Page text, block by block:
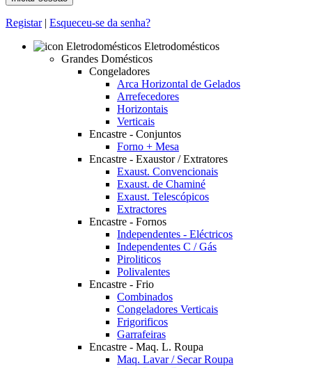
Registar| Esqueceu-se da senha?
Eletrodomésticos
Grandes Domésticos
Congeladores
Arca Horizontal de Gelados
Arrefecedores
Horizontais
Verticais
Encastre - Conjuntos
Forno + Mesa
Encastre - Exaustor / Extratores
Exaust. Convencionais
Exaust. de Chaminé
Exaust. Telescópicos
Extractores
Encastre - Fornos
Independentes - Eléctricos
Independentes C / Gás
Piroliticos
Polivalentes
Encastre - Frio
Combinados
Congeladores Verticais
Frigorificos
Garrafeiras
Encastre - Maq. L. Roupa
Maq. Lavar / Secar Roupa